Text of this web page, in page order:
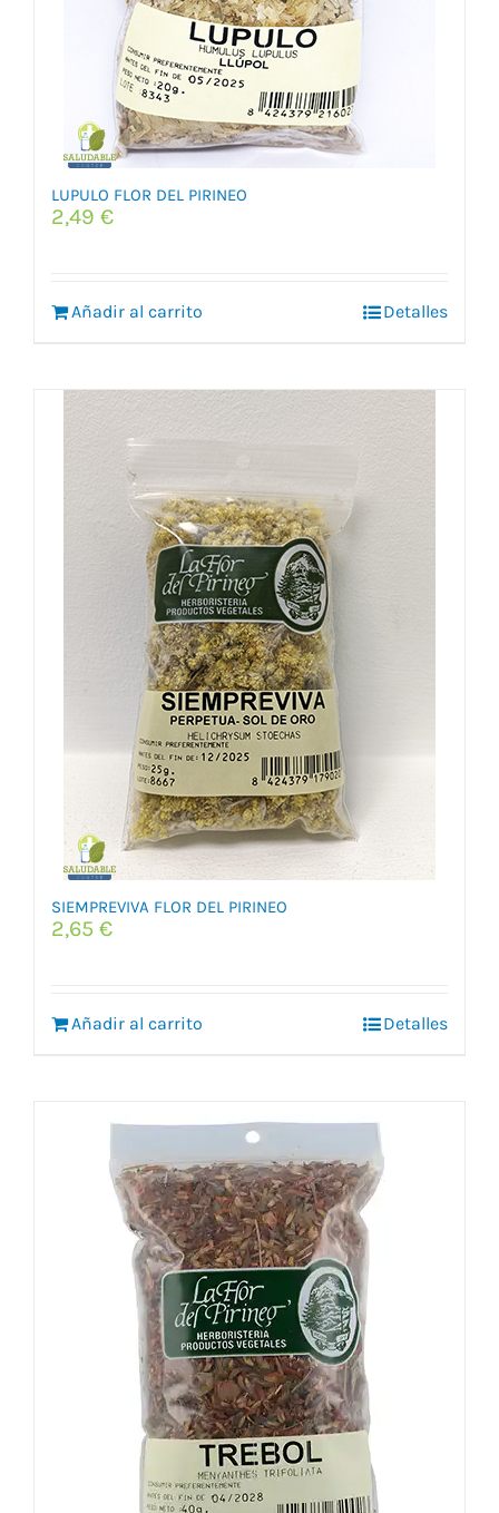
LUPULO FLOR DEL PIRINEO
2,49 €
Añadir al carrito Detalles
SIEMPREVIVA FLOR DEL PIRINEO
2,65 €
Añadir al carrito Detalles